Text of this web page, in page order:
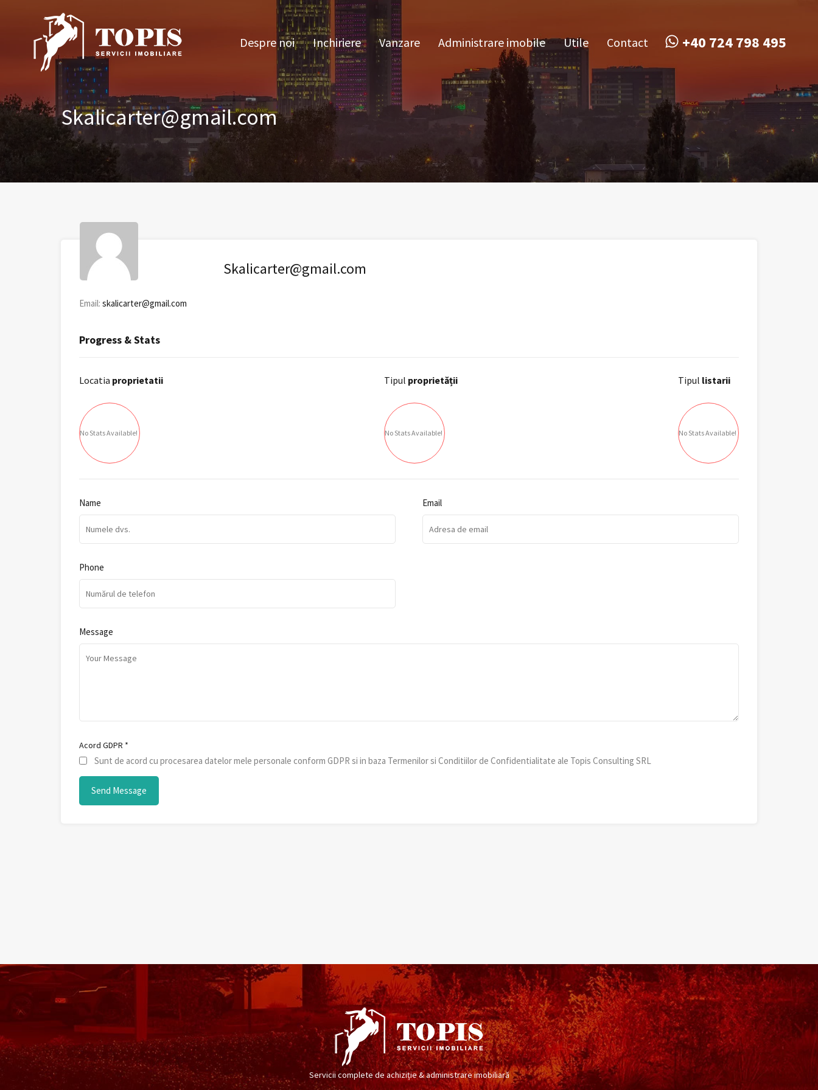
Despre noi Inchiriere
Despre noi
Inchiriere Vanzare Administrare imobile Utile Contact +40 724 798 495
Skalicarter@gmail.com
Skalicarter@gmail.com
Email: skalicarter@gmail.com
Progress & Stats
Locatia proprietatii
No Stats Available!
Tipul proprietății
No Stats Available!
Tipul listarii
No Stats Available!
Name Email
Phone
Message
Acord GDPR *
Sunt de acord cu procesarea datelor mele personale conform GDPR si in baza Termenilor si Conditiilor de Confidentialitate ale Topis Consulting SRL
Servicii complete de achiziție & administrare imobiliară